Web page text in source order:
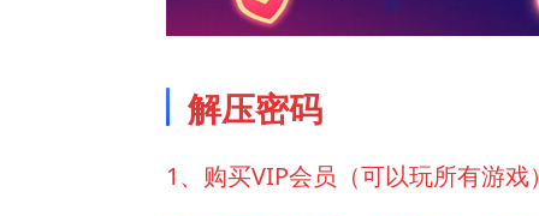
解压密码
1、购买VIP会员（可以玩所有游